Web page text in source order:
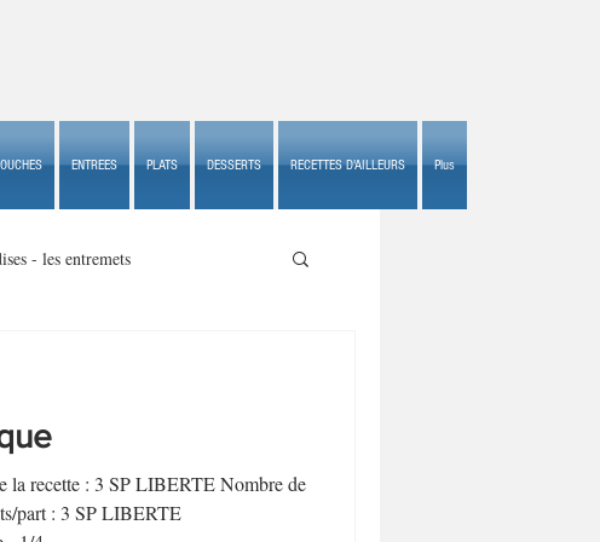
ENTREES PLATS DESSERTS RECETTES D'AILLEURS Plus
- les entremets
Apéritifs croustillants
la recette : 3 SP LIBERTE Nombre de
part : 3 SP LIBERTE